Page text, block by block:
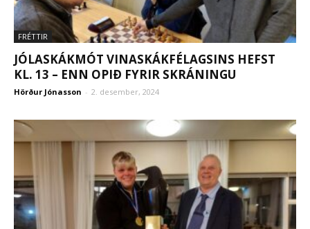
FRÉTTIR
JÓLASKÁKMÓT VINASKÁKFÉLAGSINS HEFST
KL. 13 – ENN OPIÐ FYRIR SKRÁNINGU
Hörður Jónasson - 2. desember, 2024